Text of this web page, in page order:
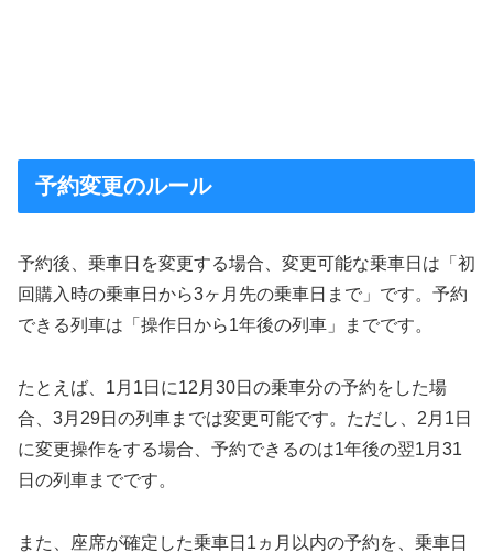
予約変更のルール
予約後、乗車日を変更する場合、変更可能な乗車日は「初
回購入時の乗車日から3ヶ月先の乗車日まで」です。予約
できる列車は「操作日から1年後の列車」までです。
たとえば、1月1日に12月30日の乗車分の予約をした場
合、3月29日の列車までは変更可能です。ただし、2月1日
に変更操作をする場合、予約できるのは1年後の翌1月31
日の列車までです。
また、座席が確定した乗車日1ヵ月以内の予約を、乗車日